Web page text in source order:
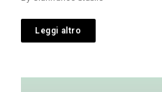
Leggi altro